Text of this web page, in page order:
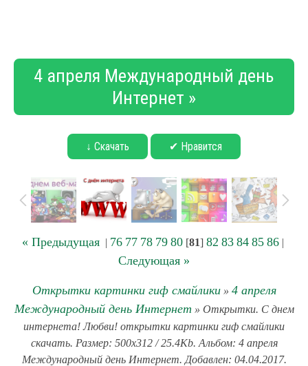
4 апреля Международный день
Интернет »
↓ Скачать ✔ Нравится
« Предыдущая| 76 77 78 79 80[81] 82 83 84 85 86|
Следующая »
Открытки картинки гиф смайлики» 4 апреля
Международный день Интернет » Открытки. С днем
интернета! Любви! открытки картинки гиф смайлики
скачать. Размер: 500x312 / 25.4Kb. Альбом: 4 апреля
Международный день Интернет. Добавлен: 04.04.2017.